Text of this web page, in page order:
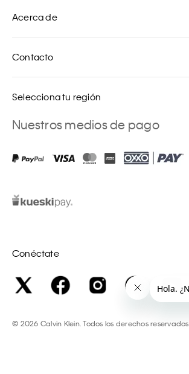
Acerca de
Contacto
Selecciona tu región
Nuestros medios de pago
Conéctate
© 2026 Calvin Klein. Todos los derechos reservados.